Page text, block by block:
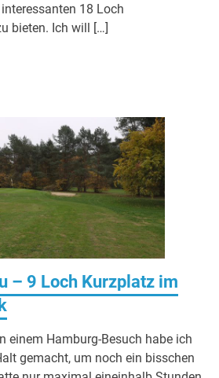
18 Loch
bieten. Ich will […]
– 9 Loch Kurzplatz im
einem Hamburg-Besuch habe ich
gemacht, um noch ein bisschen